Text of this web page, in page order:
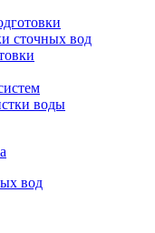
сточных вод
воды
вод